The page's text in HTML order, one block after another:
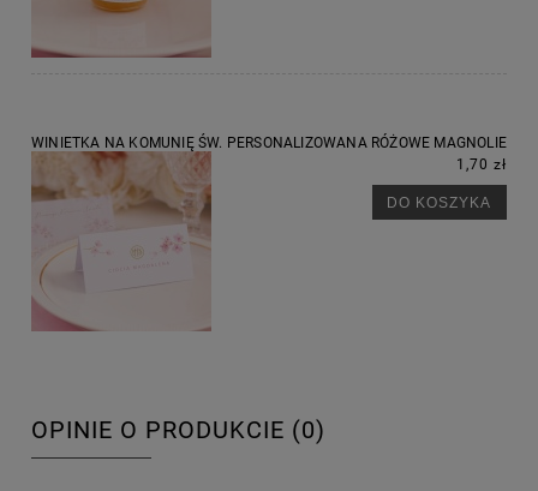
WINIETKA NA KOMUNIĘ ŚW. PERSONALIZOWANA RÓŻOWE MAGNOLIE
1,70 zł
DO KOSZYKA
OPINIE O PRODUKCIE (0)